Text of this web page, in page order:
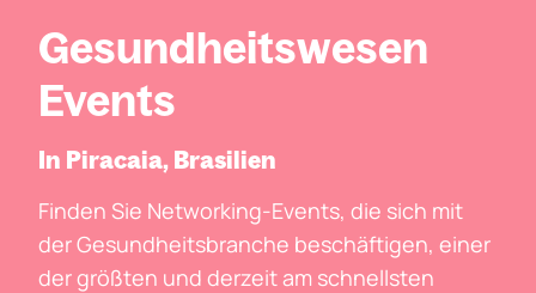
Gesundheitswesen
Events
In Piracaia, Brasilien
Finden Sie Networking-Events, die sich mit
der Gesundheitsbranche beschäftigen, einer
der größten und derzeit am schnellsten